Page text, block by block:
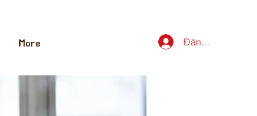
More Đăng nhập